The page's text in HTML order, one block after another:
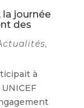
la journée
des
,
à